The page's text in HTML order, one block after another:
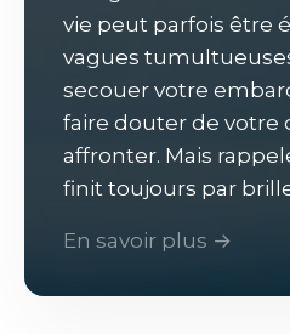
vie peut parfois être
vagues
secouer votre
faire douter de votre
affronter. Mais
finit toujours par
En savoir plus →